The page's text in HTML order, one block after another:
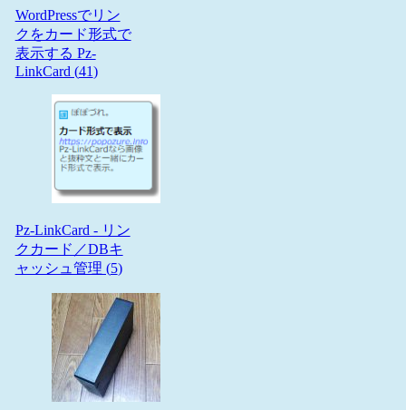
WordPressでリン
クをカード形式で
表示する Pz-
LinkCard (41)
Pz-LinkCard - リン
クカード／DBキ
ャッシュ管理 (5)